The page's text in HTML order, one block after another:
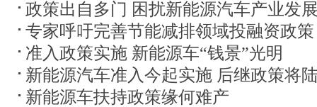
政策出自多门 困扰新能源汽车产业发
专家呼吁完善节能减排领域投融资政策
准入政策实施 新能源车“钱景”光明
新能源汽车准入今起实施 后继政策将
新能源车扶持政策缘何难产